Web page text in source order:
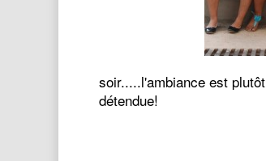
soir.....l'ambiance est plutôt
détendue!